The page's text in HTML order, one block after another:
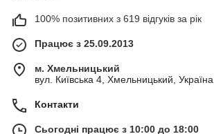
100% позитивних з 619 відгуків за рік
Працює з 25.09.2013
м. Хмельницький
вул. Київська 4, Хмельницький, Україна
Контакти
Сьогодні працює з 10:00 до 18:00